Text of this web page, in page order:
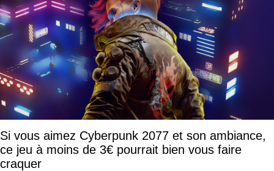
Si vous aimez Cyberpunk 2077 et son ambiance,
ce jeu à moins de 3€ pourrait bien vous faire
craquer